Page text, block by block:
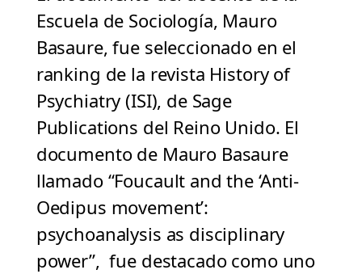
Escuela de Sociología, Mauro
Basaure, fue seleccionado en el
ranking de la revista History of
Psychiatry (ISI), de Sage
Publications del Reino Unido. El
documento de Mauro Basaure
llamado “Foucault and the ‘Anti-
Oedipus movement’:
psychoanalysis as disciplinary
power”, fue destacado como uno